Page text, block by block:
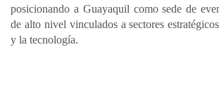
posicionando a Guayaquil como sede de
de alto nivel vinculados a sectores
y la tecnología.